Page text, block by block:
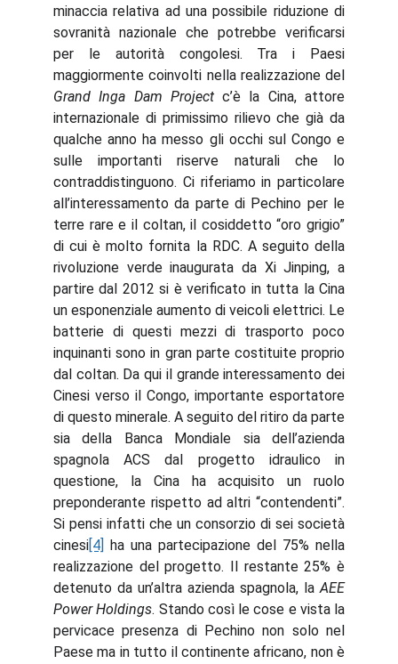
minaccia relativa ad una possibile riduzione di
sovranità nazionale che potrebbe verificarsi
per le autorità congolesi. Tra i Paesi
maggiormente coinvolti nella realizzazione del
Grand Inga Dam Projectc’è la Cina, attore
internazionale di primissimo rilievo che già da
qualche anno ha messo gli occhi sul Congo e
sulle importanti riserve naturali che lo
contraddistinguono. Ci riferiamo in particolare
all’interessamento da parte di Pechino per le
terre rare e il coltan, il cosiddetto “oro grigio”
di cui è molto fornita la RDC. A seguito della
rivoluzione verde inaugurata da Xi Jinping, a
partire dal 2012 si è verificato in tutta la Cina
un esponenziale aumento di veicoli elettrici. Le
batterie di questi mezzi di trasporto poco
inquinanti sono in gran parte costituite proprio
dal coltan. Da qui il grande interessamento dei
Cinesi verso il Congo, importante esportatore
di questo minerale. A seguito del ritiro da parte
sia della Banca Mondiale sia dell’azienda
spagnola ACS dal progetto idraulico in
questione, la Cina ha acquisito un ruolo
preponderante rispetto ad altri “contendenti”.
Si pensi infatti che un consorzio di sei società
cinesi[4] ha una partecipazione del 75% nella
realizzazione del progetto. Il restante 25% è
detenuto da un’altra azienda spagnola, laAEE
Power Holdings. Stando così le cose e vista la
pervicace presenza di Pechino non solo nel
Paese ma in tutto il continente africano, non è